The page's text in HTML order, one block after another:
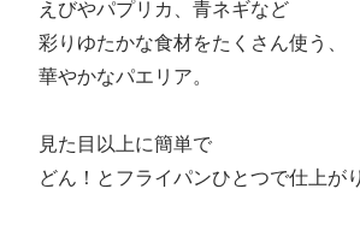
えびやパプリカ、青ネギなど
彩りゆたかな食材をたくさん使う、
華やかなパエリア。
見た目以上に簡単で
どん！とフライパンひとつで仕上が